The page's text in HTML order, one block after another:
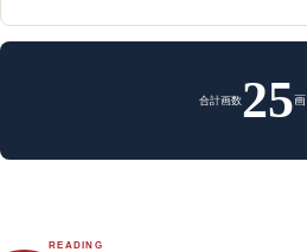
合計画数25画
READING